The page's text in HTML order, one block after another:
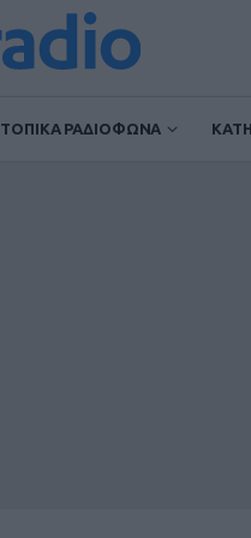
ΤΟΠΙΚΑ ΡΑΔΙΟΦΩΝΑ